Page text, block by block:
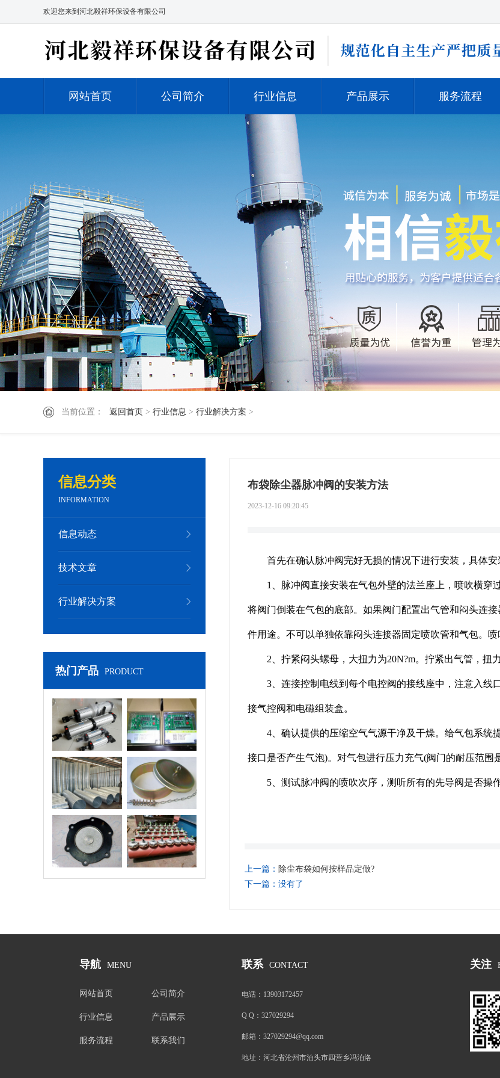
欢迎您来到河北毅祥环保设备有限公司
网站首页 公司简介 行业信息 产品展示 服务流程
当前位置： 返回首页 > 行业信息 > 行业解决方案 >
信息分类
INFORMATION
信息动态
技术文章
行业解决方案
热门产品 PRODUCT
脉冲控制仪
吊帽
除尘器气包
布袋除尘器脉冲阀的安装方法
2023-12-16 09:20:45
首先在确认脉冲阀完好无损的情况下进行安装，具体安
1、脉冲阀直接安装在气包外壁的法兰座上，喷吹横
将阀门倒装在气包的底部。如果阀门配置出气管和闷头连
件用途。不可以单独依靠闷头连接器固定喷吹管和气包。喷
2、拧紧闷头螺母，大扭力为20N?m。拧紧出气管，扭力
3、连接控制电线到每个电控阀的接线座中，注意入
接气控阀和电磁组装盒。
4、确认提供的压缩空气气源干净及干燥。给气包系统
接口是否产生气泡)。对气包进行压力充气(阀门的耐压范围
5、测试脉冲阀的喷吹次序，测听所有的先导阀是否操
上一篇： 除尘布袋如何按样品定做?
下一篇：没有了
导航 MENU
网站首页 公司简介
行业信息 产品展示
服务流程 联系我们
联系 CONTACT
电话： 13903172457
Q Q： 327029294
邮箱： 327029294@qq.com
地址： 河北省沧州市泊头市四营乡冯泊洛
关注